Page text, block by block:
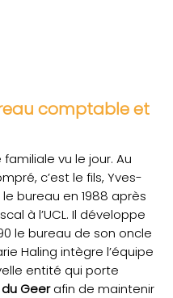
comptable et
familiale vu le jour. Au
c’est le fils, Yves-
bureau en 1988 après
à l’UCL. Il développe
le bureau de son oncle
Haling intègre l’équipe
entité qui porte
Geerafin de maintenir